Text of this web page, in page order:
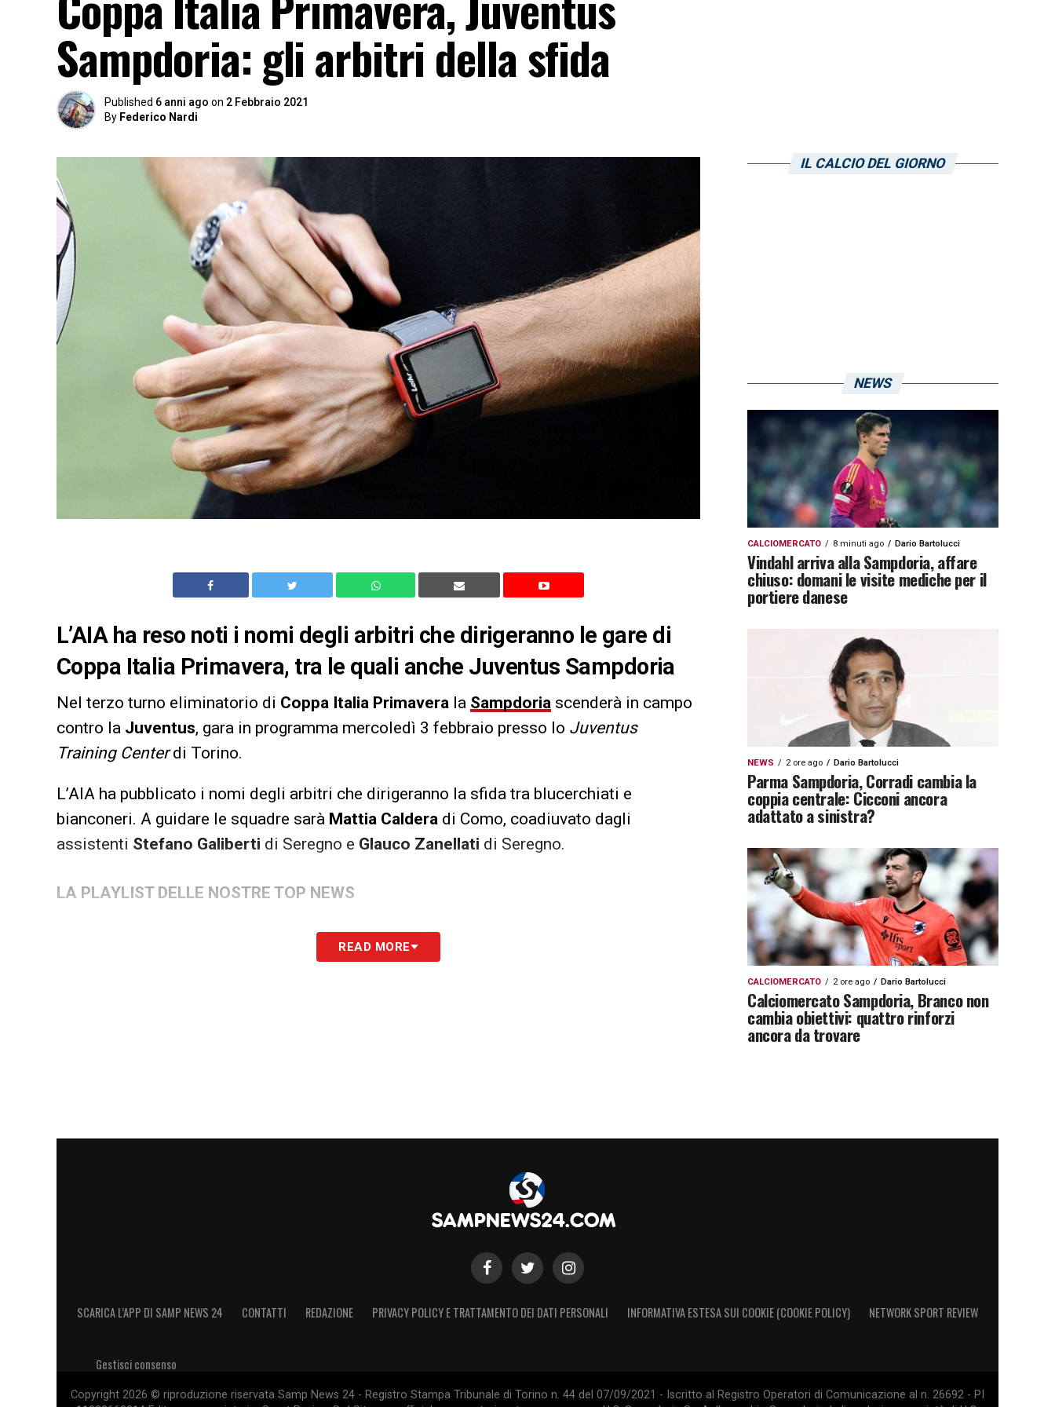
Sampdoria: gli arbitri della sfida
Published 6 anni ago on 2 Febbraio 2021
By Federico Nardi
L’AIA ha reso noti i nomi degli arbitri che dirigeranno le gare di
Coppa Italia Primavera, tra le quali anche Juventus Sampdoria
Nel terzo turno eliminatorio di Coppa Italia Primavera la Sampdoria scenderà in campo
contro la Juventus, gara in programma mercoledì 3 febbraio presso lo Juventus
Training Centerdi Torino.
L’AIA ha pubblicato i nomi degli arbitri che dirigeranno la sfida tra blucerchiati e
bianconeri. A guidare le squadre sarà Mattia Caldera di Como, coadiuvato dagli
assistenti Stefano Galiberti di Seregno e Glauco Zanellati di Seregno.
LA PLAYLIST DELLE NOSTRE TOP NEWS
READ MORE
IL CALCIO DEL GIORNO
NEWS
CALCIOMERCATO 8 minuti ago Dario Bartolucci
Vindahl arriva alla Sampdoria, affare
chiuso: domani le visite mediche per il
portiere danese
NEWS 2 ore ago Dario Bartolucci
Parma Sampdoria, Corradi cambia la
coppia centrale: Cicconi ancora
adattato a sinistra?
CALCIOMERCATO 2 ore ago Dario Bartolucci
Calciomercato Sampdoria, Branco non
cambia obiettivi: quattro rinforzi
ancora da trovare
SCARICA L’APP DI SAMP NEWS 24 CONTATTI REDAZIONE PRIVACY POLICY E TRATTAMENTO DEI DATI PERSONALI INFORMATIVA ESTESA SUI COOKIE (COOKIE POLICY) NETWORK SPORT REVIEW
Gestisci consenso
Copyright 2026 © riproduzione riservata Samp News 24 - Registro Stampa Tribunale di Torino n. 44 del 07/09/2021 - Iscritto al Registro Operatori di Comunicazione al n. 26692 - PI